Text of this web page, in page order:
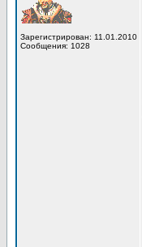
Зарегистрирован: 11.01.2010
Сообщения: 1028